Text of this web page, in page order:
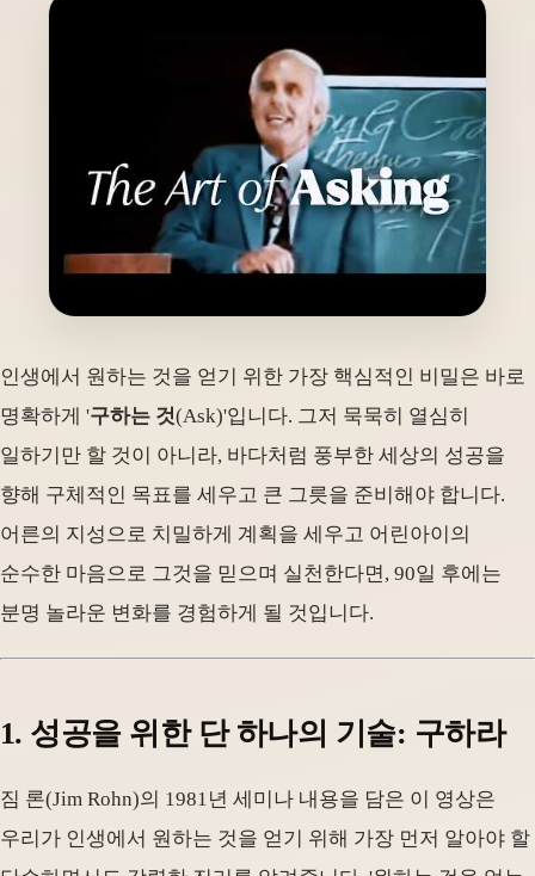
인생에서 원하는 것을 얻기 위한 가장 핵심적인 비밀은 바로
명확하게 '구하는 것(Ask)'입니다. 그저 묵묵히 열심히
일하기만 할 것이 아니라, 바다처럼 풍부한 세상의 성공을
향해 구체적인 목표를 세우고 큰 그릇을 준비해야 합니다.
어른의 지성으로 치밀하게 계획을 세우고 어린아이의
순수한 마음으로 그것을 믿으며 실천한다면, 90일 후에는
분명 놀라운 변화를 경험하게 될 것입니다.
1. 성공을 위한 단 하나의 기술: 구하라
짐 론(Jim Rohn)의 1981년 세미나 내용을 담은 이 영상은
우리가 인생에서 원하는 것을 얻기 위해 가장 먼저 알아야 할